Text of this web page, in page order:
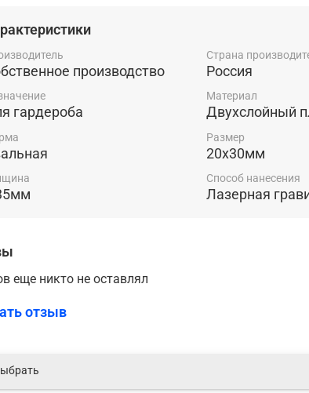
магазинах и камерах хранения, и еще
производство
Страна
Россия
гардероба
Материал
Двухслойный
Размер
20х30мм
Способ нанесения
Лазерная
еще никто не оставлял
отзыв